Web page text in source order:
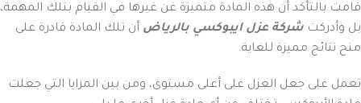
قامت بالتأكد أن هذه المادة متميزة عن غيرها في القيام بتلك المهمة،
بل وأدركت شركة عزل ايبوكسي بالرياض أن تلك المادة قادرة على
منح نتائج مميزة للغاية.
تعمل على جعل العزل على أعلى مستوى، ومن بين المزايا التي جعلت